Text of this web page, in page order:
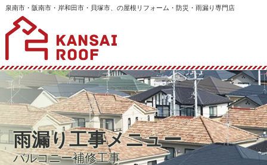
泉南市・阪南市・岸和田市・貝塚市、の屋根リフォーム・防災・雨漏り専門店
雨漏り工事メニュー
バルコニー補修工事